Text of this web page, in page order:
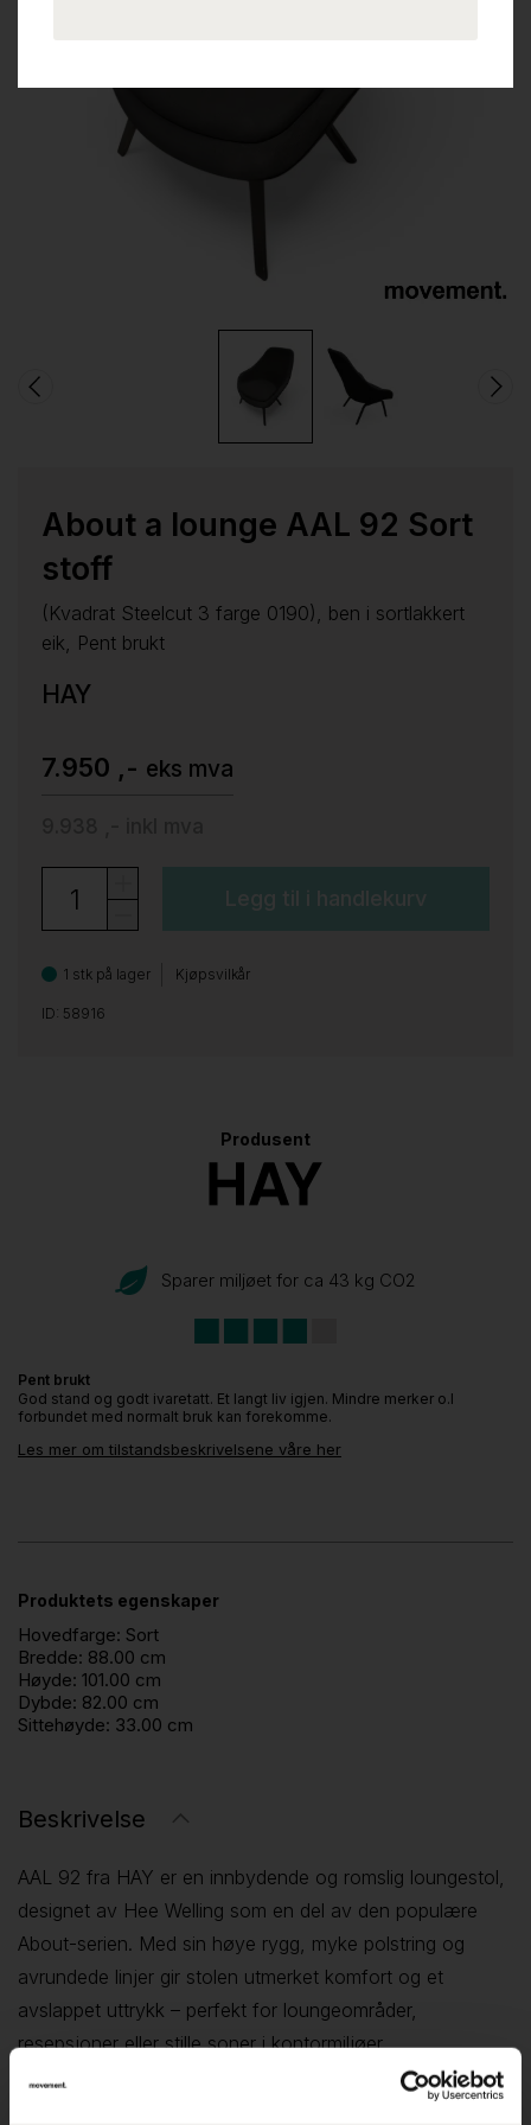
About a lounge AAL 92 Sort
stoff
(Kvadrat Steelcut 3 farge 0190), ben i sortlakkert
eik, Pent brukt
HAY
7.950 ,- eks mva
Legg til i handlekurv
1 stk på lager Kjøpsvilkår
ID: 58916
Produsent
Sparer miljøet for ca 43 kg CO2
Pent brukt
God stand og godt ivaretatt. Et langt liv igjen. Mindre merker o.l
forbundet med normalt bruk kan forekomme.
Les mer om tilstandsbeskrivelsene våre her
Produktets egenskaper
Hovedfarge: Sort
Bredde: 88.00 cm
Høyde: 101.00 cm
Dybde: 82.00 cm
Sittehøyde: 33.00 cm
Beskrivelse
AAL 92 fra HAY er en innbydende og romslig loungestol,
designet av Hee Welling som en del av den populære
About-serien. Med sin høye rygg, myke polstring og
avrundede linjer gir stolen utmerket komfort og et
avslappet uttrykk – perfekt for loungeområder,
resepsjoner eller stille soner i kontormiljøer.
Stolen kombinerer en skulpturell form med god